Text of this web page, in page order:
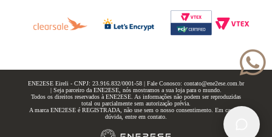
ENE2ESE Eireli - CNPJ: 23.916.832/0001-58 | Fale Conosco: contato@ene2ese.com.br
| Seja parceiro da ENE2ESE, nós mostramos a sua loja para o mundo.
Todos os direitos reservados à ENE2ESE. As informações não podem ser reproduzidas
total ou parcialmente sem autorização prévia.
A marca ENE2ESE é REGISTRADA, não use sem o nosso consentimento. Em caso de
dúvida, entre em contato.